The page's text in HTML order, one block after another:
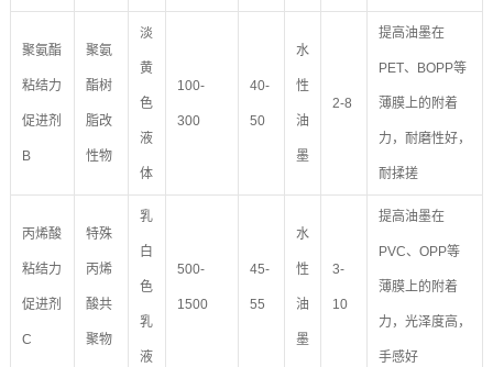
聚氨酯
粘结力
促进剂
B
聚氨
酯树
脂改
性物
淡
黄
色
液
体
100-
300
40-
50
水
性
油
墨
2-8
提高油墨在
PET、BOPP等
薄膜上的附着
力，耐磨性好，
耐揉搓
丙烯酸
粘结力
促进剂
C
特殊
丙烯
酸共
聚物
乳
白
色
乳
液
500-
1500
45-
55
水
性
油
墨
3-
10
提高油墨在
PVC、OPP等
薄膜上的附着
力，光泽度高，
手感好